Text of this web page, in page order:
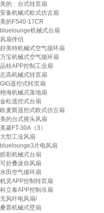
美的 台式转页扇
安备机械式欧式仿古扇
美的FS40-17CR
bluelounge机械式台扇
风扇伴侣
好美特机械式空气循环扇
万宝机械式空气循环扇
品桂APP控制工业扇
志高机械式转页扇
GIG遥控式转页扇
栩海机械式落地扇
金松遥控式台扇
欧麦斯遥控式欧式仿古扇
美的台式摇头风扇
美菱FT-30A（3）
大型工业风扇
bluelounge3片电风扇
皓彩机械式台扇
可折叠迷你风扇
水田空气循环扇
机灵APP控制转页扇
科立泰APP控制吊扇
无风叶电风扇/
桑普机械式壁扇